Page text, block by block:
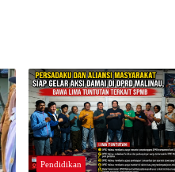
Pendidikan